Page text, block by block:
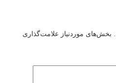
بخش‌های موردنیاز علامت‌گذاری